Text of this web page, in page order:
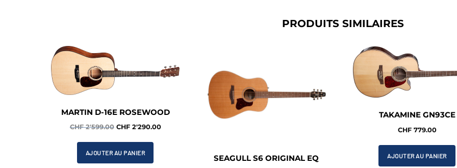
PRODUITS SIMILAIRES
MARTIN D-16E ROSEWOOD
CHF2'599.00 Le
initial
était :
CHF2'290.00Le
AJOUTER AU PANIER
SEAGULL S6 ORIGINAL EQ
TAKAMINE GN93CE
CHF779.00
AJOUTER AU PANIER